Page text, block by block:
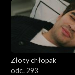
Złoty chłopak
odc. 293